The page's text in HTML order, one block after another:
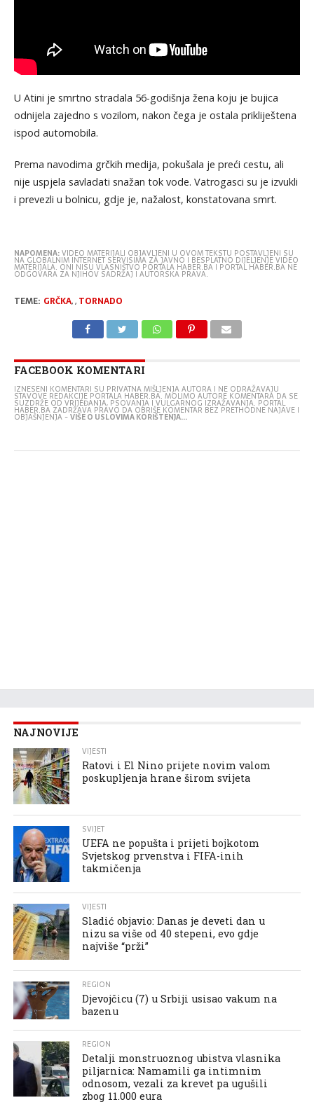
U Atini je smrtno stradala 56-godišnja žena koju je bujica
odnijela zajedno s vozilom, nakon čega je ostala prikliještena
ispod automobila.
Prema navodima grčkih medija, pokušala je preći cestu, ali
nije uspjela savladati snažan tok vode. Vatrogasci su je izvukli
i prevezli u bolnicu, gdje je, nažalost, konstatovana smrt.
NAPOMENA:VIDEO MATERIJALI OBJAVLJENI U OVOM TEKSTU POSTAVLJENI SU
NA GLOBALNIM INTERNET SERVISIMA ZA JAVNO I BESPLATNO DIJELJENJE VIDEO
MATERIJALA. ONI NISU VLASNIŠTVO PORTALA HABER.BA I PORTAL HABER.BA NE
ODGOVARA ZA NJIHOV SADRŽAJ I AUTORSKA PRAVA.
TEME: GRČKA,, TORNADO
FACEBOOK KOMENTARI
IZNESENI KOMENTARI SU PRIVATNA MIŠLJENJA AUTORA I NE ODRAŽAVAJU
STAVOVE REDAKCIJE PORTALA HABER.BA. MOLIMO AUTORE KOMENTARA DA SE
SUZDRŽE OD VRIJEĐANJA, PSOVANJA I VULGARNOG IZRAŽAVANJA. PORTAL
HABER.BA ZADRŽAVA PRAVO DA OBRIŠE KOMENTAR BEZ PRETHODNE NAJAVE I
OBJAŠNJENJA -VIŠE O USLOVIMA KORIŠTENJA...
NAJNOVIJE
VIJESTI
Ratovi i El Nino prijete novim valom
poskupljenja hrane širom svijeta
SVIJET
UEFA ne popušta i prijeti bojkotom
Svjetskog prvenstva i FIFA-inih
takmičenja
VIJESTI
Sladić objavio: Danas je deveti dan u
nizu sa više od 40 stepeni, evo gdje
najviše “prži”
REGION
Djevojčicu (7) u Srbiji usisao vakum na
bazenu
REGION
Detalji monstruoznog ubistva vlasnika
piljarnica: Namamili ga intimnim
odnosom, vezali za krevet pa ugušili
zbog 11.000 eura